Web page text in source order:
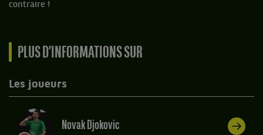
contraire !
PLUS D’INFORMATIONS SUR
Les joueurs
Novak Djokovic